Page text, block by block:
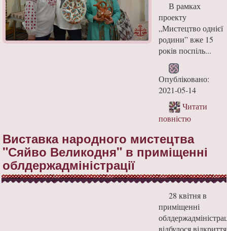
В рамках
проекту
„Мистецтво однієї
родини” вже 15
років поспіль...
Опубліковано:
2021-05-14
Читати
повністю
Виставка народного мистецтва
"Сяйво Великодня" в приміщенні
облдержадміністрації
28 квітня в
приміщенні
відбулося відкриття